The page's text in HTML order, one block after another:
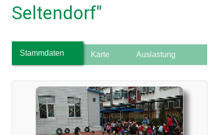
Seltendorf"
Stammdaten Karte Auslastung